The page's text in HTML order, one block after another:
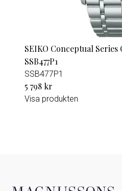
SEIKO Conceptual
SSB477P1
SSB477P1
5 798 kr
Visa produkten